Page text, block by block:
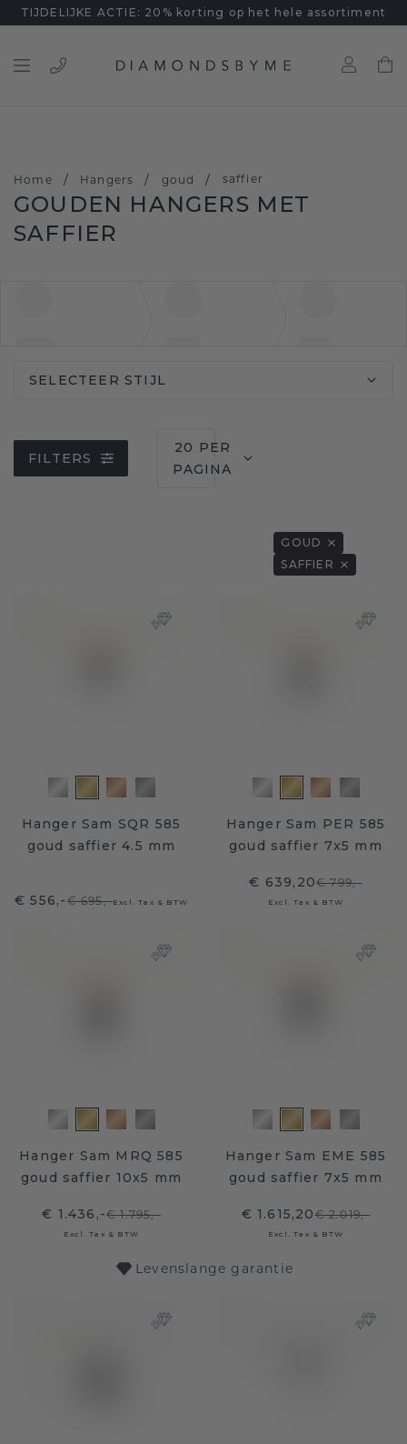
TIJDELIJKE ACTIE: 20% korting op het hele assortiment
Home / Hangers / goud / saffier
GOUDEN HANGERS MET
SAFFIER
SELECTEER STIJL
FILTERS
20 PER
PAGINA
GOUD
SAFFIER
Hanger Sam SQR 585
goud saffier 4.5 mm
€ 556,-€ 695,-Excl. Tax & BTW
Hanger Sam PER 585
goud saffier 7x5 mm
€ 639,20€ 799,-
Excl. Tax & BTW
Hanger Sam MRQ 585
goud saffier 10x5 mm
€ 1.436,-€ 1.795,-
Excl. Tax & BTW
Hanger Sam EME 585
goud saffier 7x5 mm
€ 1.615,20€ 2.019,-
Excl. Tax & BTW
Levenslange garantie